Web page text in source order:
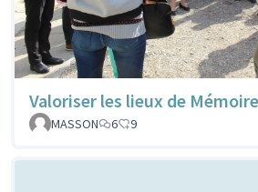
Valoriser les lieux de Mémoire
MASSON
6 9